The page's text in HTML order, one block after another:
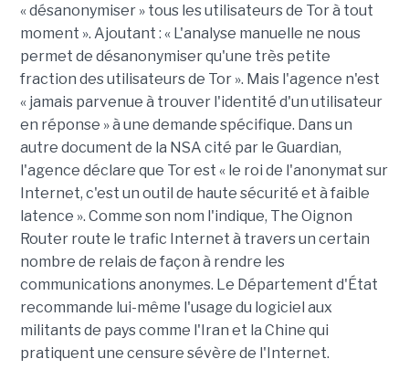
« désanonymiser » tous les utilisateurs de Tor à tout
moment ». Ajoutant : « L'analyse manuelle ne nous
permet de désanonymiser qu'une très petite
fraction des utilisateurs de Tor ». Mais l'agence n'est
« jamais parvenue à trouver l'identité d'un utilisateur
en réponse » à une demande spécifique. Dans un
autre document de la NSA cité par le Guardian,
l'agence déclare que Tor est « le roi de l'anonymat sur
Internet, c'est un outil de haute sécurité et à faible
latence ». Comme son nom l'indique, The Oignon
Router route le trafic Internet à travers un certain
nombre de relais de façon à rendre les
communications anonymes. Le Département d'État
recommande lui-même l'usage du logiciel aux
militants de pays comme l'Iran et la Chine qui
pratiquent une censure sévère de l'Internet.